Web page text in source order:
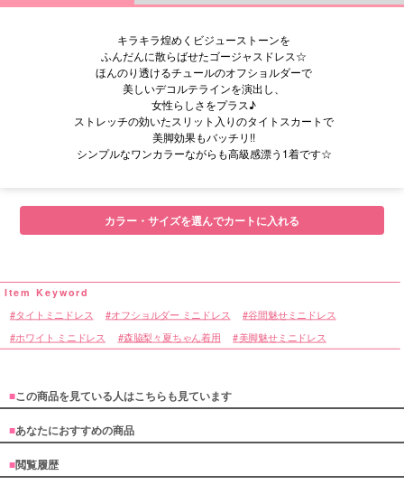
キラキラ煌めくビジューストーンを
ふんだんに散らばせたゴージャスドレス☆
ほんのり透けるチュールのオフショルダーで
美しいデコルテラインを演出し、
女性らしさをプラス♪
ストレッチの効いたスリット入りのタイトスカートで
美脚効果もバッチリ!!
シンプルなワンカラーながらも高級感漂う1着です☆
カラー・サイズを選んでカートに入れる
タイトミニドレス オフショルダー ミニドレス 谷間魅せミニドレス
ホワイト ミニドレス 森脇梨々夏ちゃん着用 美脚魅せミニドレス
■この商品を見ている人はこちらも見ています
■あなたにおすすめの商品
■閲覧履歴